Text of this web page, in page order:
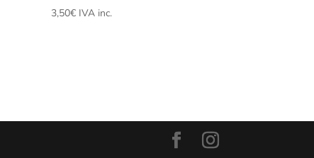
3,50€ IVA inc.